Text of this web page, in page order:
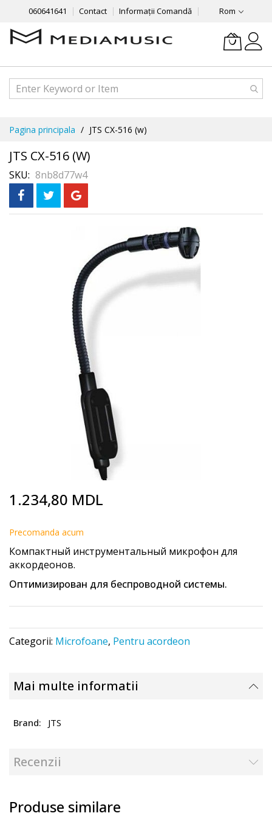
060641641 Contact Informații Comandă Rom
Continut
Pagina principala JTS CX-516 (w)
JTS CX-516 (w)
SKU 8nb8d77w4
to
beginning
of
the
images
gallery
1.234,80 MDL
Precomanda acum
Компактный инструментальный микрофон для
аккордеонов.
Оптимизирован для беспроводной системы.
Categorii: Microfoane, Pentru acordeon
Mai multe informatii
JTS
Recenzii
Produse similare